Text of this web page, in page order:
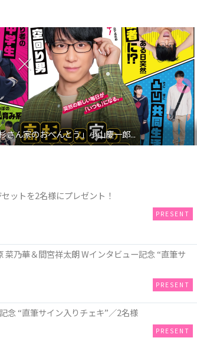
さん家のおべんとう」小山慶一郎...
ットを2名様にプレゼント！
PRESENT
乃華＆間宮祥太朗 Wインタビュー記念 “直筆サ
PRESENT
念 “直筆サイン入りチェキ”／2名様
PRESENT